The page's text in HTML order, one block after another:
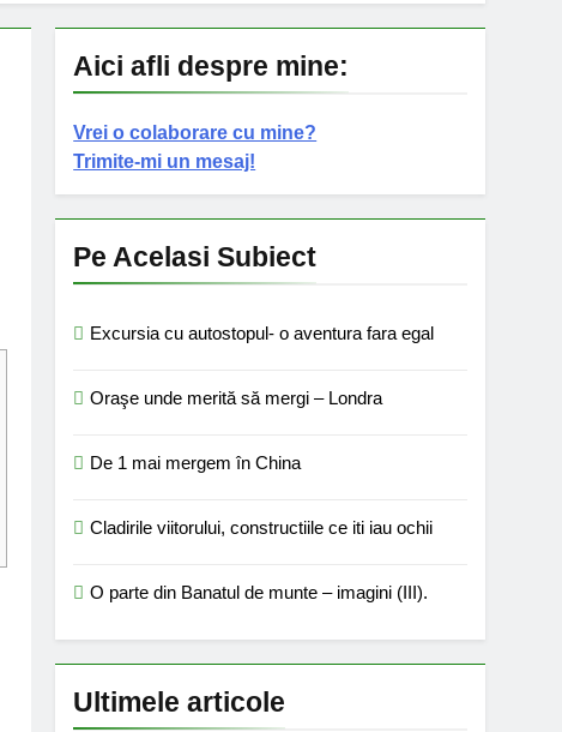
Aici afli despre mine:
Vrei o colaborare cu mine?
Trimite-mi un mesaj!
Pe Acelasi Subiect
Excursia cu autostopul- o aventura fara egal
Oraşe unde merită să mergi – Londra
De 1 mai mergem în China
Cladirile viitorului, constructiile ce iti iau ochii
O parte din Banatul de munte – imagini (III).
Ultimele articole